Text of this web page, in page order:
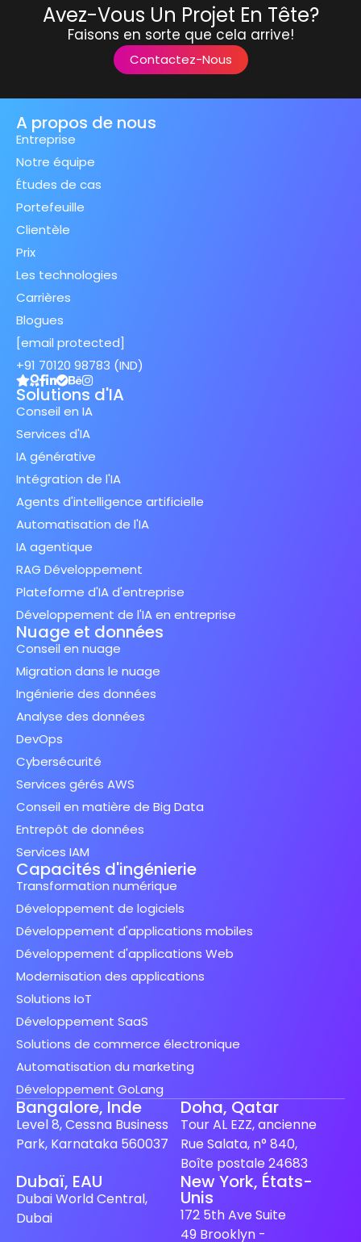
Avez-Vous Un Projet En Tête?
Faisons en sorte que cela arrive!
Contactez-Nous
A propos de nous
Entreprise
Notre équipe
Études de cas
Portefeuille
Clientèle
Prix
Les technologies
Carrières
Blogues
[email protected]
+91 70120 98783 (IND)
Solutions d'IA
Conseil en IA
Services d'IA
IA générative
Intégration de l'IA
Agents d'intelligence artificielle
Automatisation de l'IA
IA agentique
RAG Développement
Plateforme d'IA d'entreprise
Développement de l'IA en entreprise
Nuage et données
Conseil en nuage
Migration dans le nuage
Ingénierie des données
Analyse des données
DevOps
Cybersécurité
Services gérés AWS
Conseil en matière de Big Data
Entrepôt de données
Services IAM
Capacités d'ingénierie
Transformation numérique
Développement de logiciels
Développement d'applications mobiles
Développement d'applications Web
Modernisation des applications
Solutions IoT
Développement SaaS
Solutions de commerce électronique
Automatisation du marketing
Développement GoLang
Bangalore, Inde
Level 8, Cessna Business
Park, Karnataka 560037
Doha, Qatar
Tour AL EZZ, ancienne
Rue Salata, n° 840,
Boîte postale 24683
Dubaï, EAU
Dubai World Central,
Dubai
New York, États-
Unis
172 5th Ave Suite
49 Brooklyn -
Spanish (Spain)